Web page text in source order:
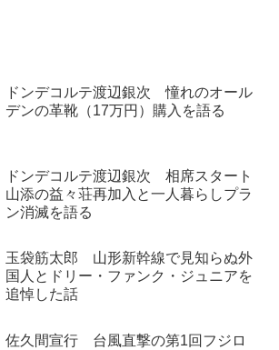
ドンデコルテ渡辺銀次 憧れのオール
デンの革靴（17万円）購入を語る
ドンデコルテ渡辺銀次 相席スタート
山添の益々荘再加入と一人暮らしプラ
ン消滅を語る
玉袋筋太郎 山形新幹線で見知らぬ外
国人とドリー・ファンク・ジュニアを
追悼した話
佐久間宣行 台風直撃の第1回フジロ